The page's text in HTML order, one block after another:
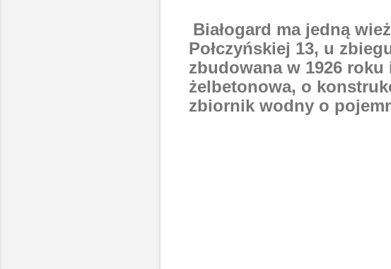
Białogard ma jedną
Połczyńskiej 13, u
zbudowana w 1926
żelbetonowa, o
zbiornik wodny o